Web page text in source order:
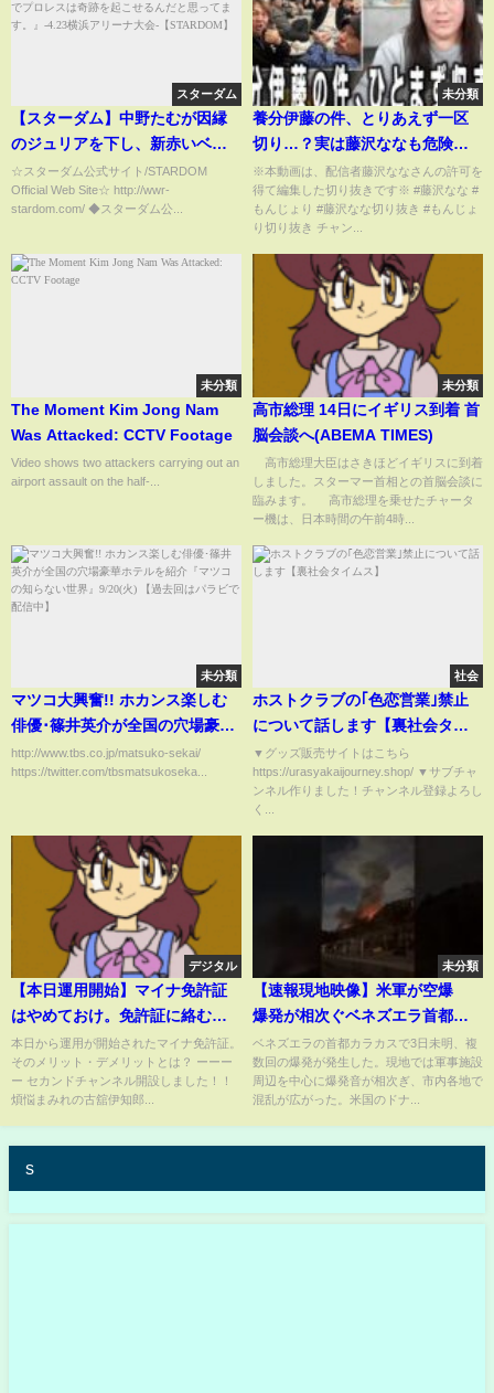
スターダム
【スターダム】中野たむが因縁
のジュリアを下し、新赤いベル
ト王者に！『こんな世界でプロ
レスは奇跡を起こせるんだと思
ってます。』-4.23横浜アリーナ
☆スターダム公式サイト/STARDOM
Official Web Site☆ http://wwr-
stardom.com/ ◆スターダム公...
未分類
養分伊藤の件、とりあえず一区
切り…？実は藤沢ななも危険な
予告を受けていると明かす｜藤
沢なな切り抜き
※本動画は、配信者藤沢ななさんの許可を
得て編集した切り抜きです※ #藤沢なな #
もんじょり #藤沢なな切り抜き #もんじょ
り切り抜き チャン...
未分類
The Moment Kim Jong Nam
Was Attacked: CCTV Footage
Video shows two attackers carrying out an
airport assault on the half-...
未分類
高市総理 14日にイギリス到着 首
脳会談へ(ABEMA TIMES)
高市総理大臣はさきほどイギリスに到着
しました。スターマー首相との首脳会談に
臨みます。 高市総理を乗せたチャータ
ー機は、日本時間の午前4時...
未分類
マツコ大興奮!! ホカンス楽しむ
俳優･篠井英介が全国の穴場豪華
ホテルを紹介『マツコの知らな
い世界』9/20(火) 【過去回はパ
http://www.tbs.co.jp/matsuko-sekai/
https://twitter.com/tbsmatsukoseka...
社会
ホストクラブの｢色恋営業｣禁止
について話します【裏社会タイ
ムス】
▼グッズ販売サイトはこちら
https://urasyakaijourney.shop/ ▼サブチャ
ンネル作りました！チャンネル登録よろし
く...
デジタル
【本日運用開始】マイナ免許証
はやめておけ。免許証に絡む利
権。
本日から運用が開始されたマイナ免許証。
そのメリット・デメリットとは？ ーーー
ー セカンドチャンネル開設しました！！
煩悩まみれの古舘伊知郎...
未分類
【速報現地映像】米軍が空爆
爆発が相次ぐベネズエラ首都カ
ラカス｜市民が走り抜けた“その
瞬間”
ベネズエラの首都カラカスで3日未明、複
数回の爆発が発生した。現地では軍事施設
周辺を中心に爆発音が相次ぎ、市内各地で
混乱が広がった。米国のドナ...
s